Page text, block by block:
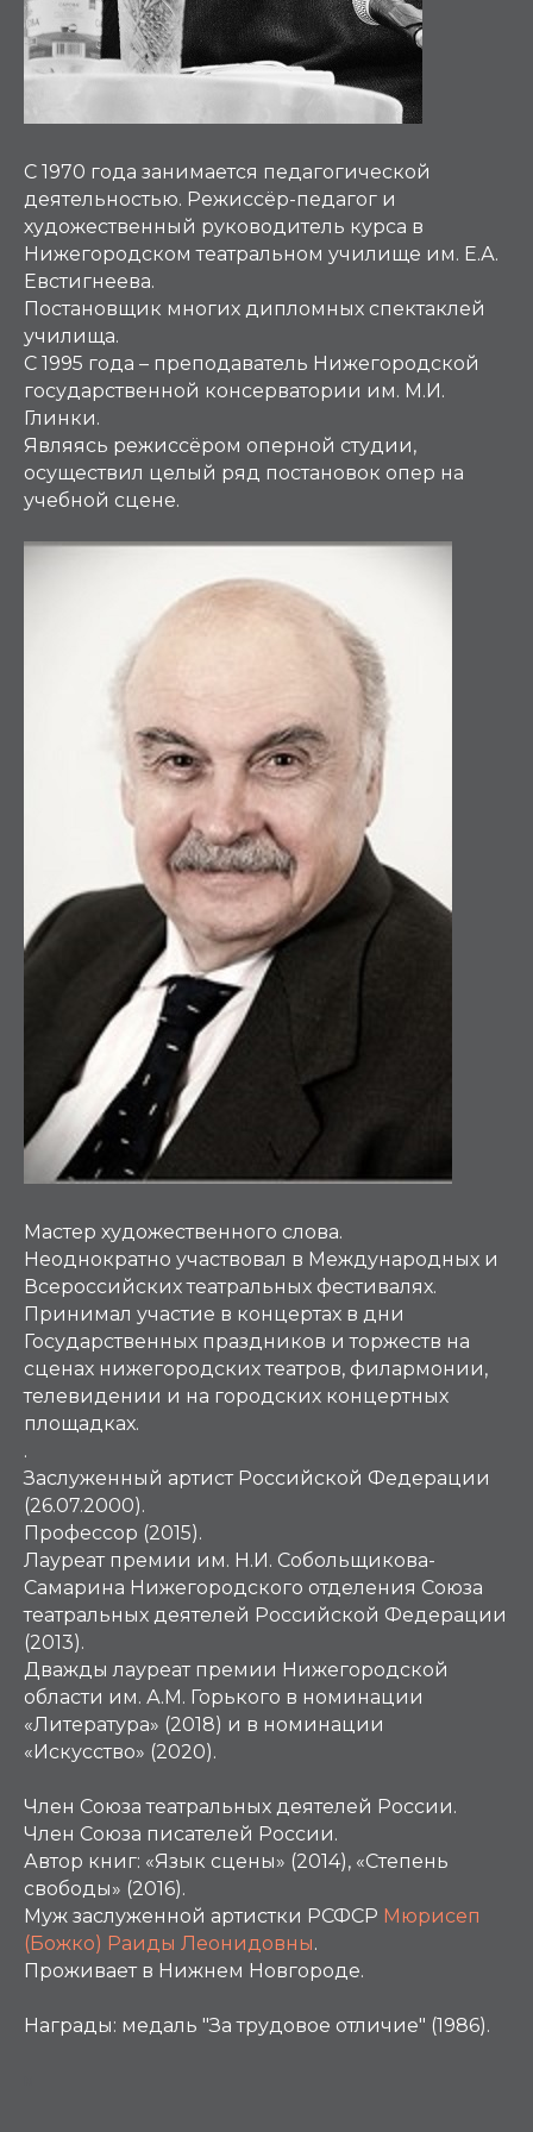
С 1970 года занимается педагогической
деятельностью. Режиссёр-педагог и
художественный руководитель курса в
Нижегородском театральном училище им. Е.А.
Евстигнеева.
Постановщик многих дипломных спектаклей
училища.
С 1995 года – преподаватель Нижегородской
государственной консерватории им. М.И.
Глинки.
Являясь режиссёром оперной студии,
осуществил целый ряд постановок опер на
учебной сцене.
Мастер художественного слова.
Неоднократно участвовал в Международных и
Всероссийских театральных фестивалях.
Принимал участие в концертах в дни
Государственных праздников и торжеств на
сценах нижегородских театров, филармонии,
телевидении и на городских концертных
площадках.
.
Заслуженный артист Российской Федерации
(26.07.2000).
Профессор (2015).
Лауреат премии им. Н.И. Собольщикова-
Самарина Нижегородского отделения Союза
театральных деятелей Российской Федерации
(2013).
Дважды лауреат премии Нижегородской
области им. А.М. Горького в номинации
«Литература» (2018) и в номинации
«Искусство» (2020).
Член Союза театральных деятелей России.
Член Союза писателей России.
Автор книг: «Язык сцены» (2014), «Степень
свободы» (2016).
Муж заслуженной артистки РСФСР Мюрисеп
(Божко) Раиды Леонидовны.
Проживает в Нижнем Новгороде.
Награды: медаль "За трудовое отличие" (1986).